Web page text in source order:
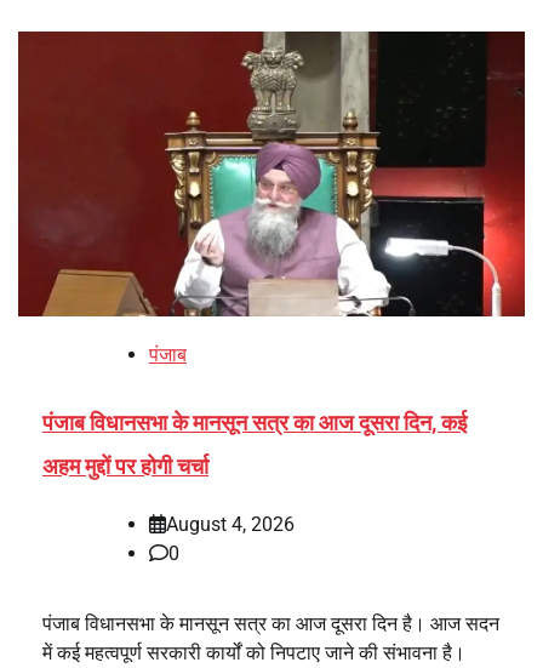
पंजाब
पंजाब विधानसभा के मानसून सत्र का आज दूसरा दिन, कई
अहम मुद्दों पर होगी चर्चा
August 4, 2026
0
पंजाब विधानसभा के मानसून सत्र का आज दूसरा दिन है। आज सदन
में कई महत्वपूर्ण सरकारी कार्यों को निपटाए जाने की संभावना है।